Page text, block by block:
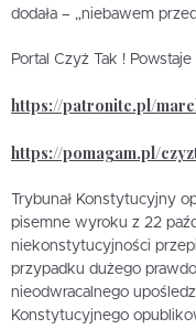
dodała – „niebawem
Portal Czyż Tak !
https://patronite.pl/
https://pomagam.pl/
Trybunał Konstytucyjny
pisemne wyroku z 22
niekonstytucyjności
przypadku dużego
nieodwracalnego
Konstytucyjnego